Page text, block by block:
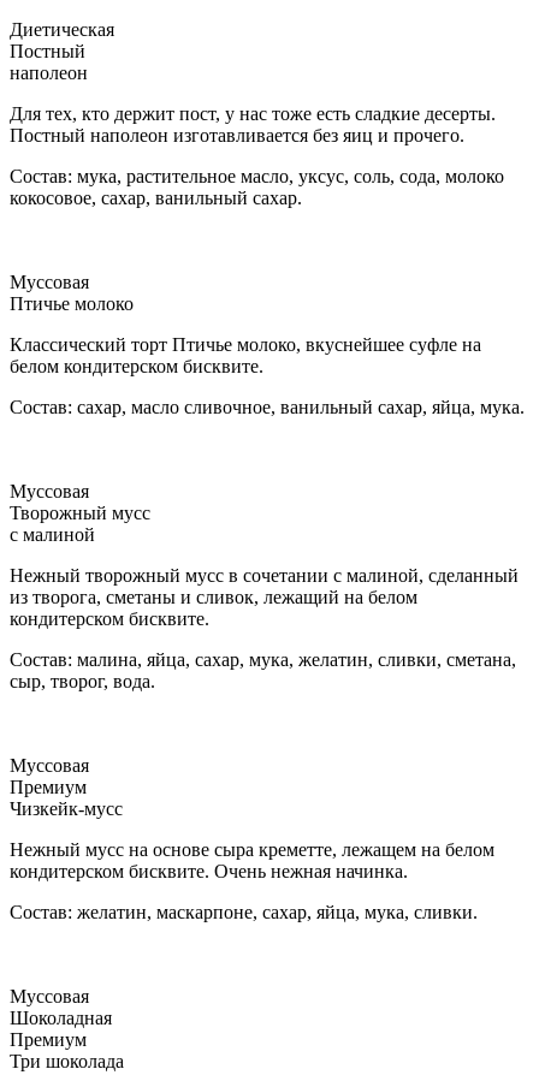
Диетическая
Постный
наполеон
Для тех, кто держит пост, у нас тоже есть сладкие десерты.
Постный наполеон изготавливается без яиц и прочего.
Состав: мука, растительное масло, уксус, соль, сода, молоко
кокосовое, сахар, ванильный сахар.
Муссовая
Птичье молоко
Классический торт Птичье молоко, вкуснейшее суфле на
белом кондитерском бисквите.
Состав: сахар, масло сливочное, ванильный сахар, яйца, мука.
Муссовая
Творожный мусс
с малиной
Нежный творожный мусс в сочетании с малиной, сделанный
из творога, сметаны и сливок, лежащий на белом
кондитерском бисквите.
Состав: малина, яйца, сахар, мука, желатин, сливки, сметана,
сыр, творог, вода.
Муссовая
Премиум
Чизкейк-мусс
Нежный мусс на основе сыра креметте, лежащем на белом
кондитерском бисквите. Очень нежная начинка.
Состав: желатин, маскарпоне, сахар, яйца, мука, сливки.
Муссовая
Шоколадная
Премиум
Три шоколада